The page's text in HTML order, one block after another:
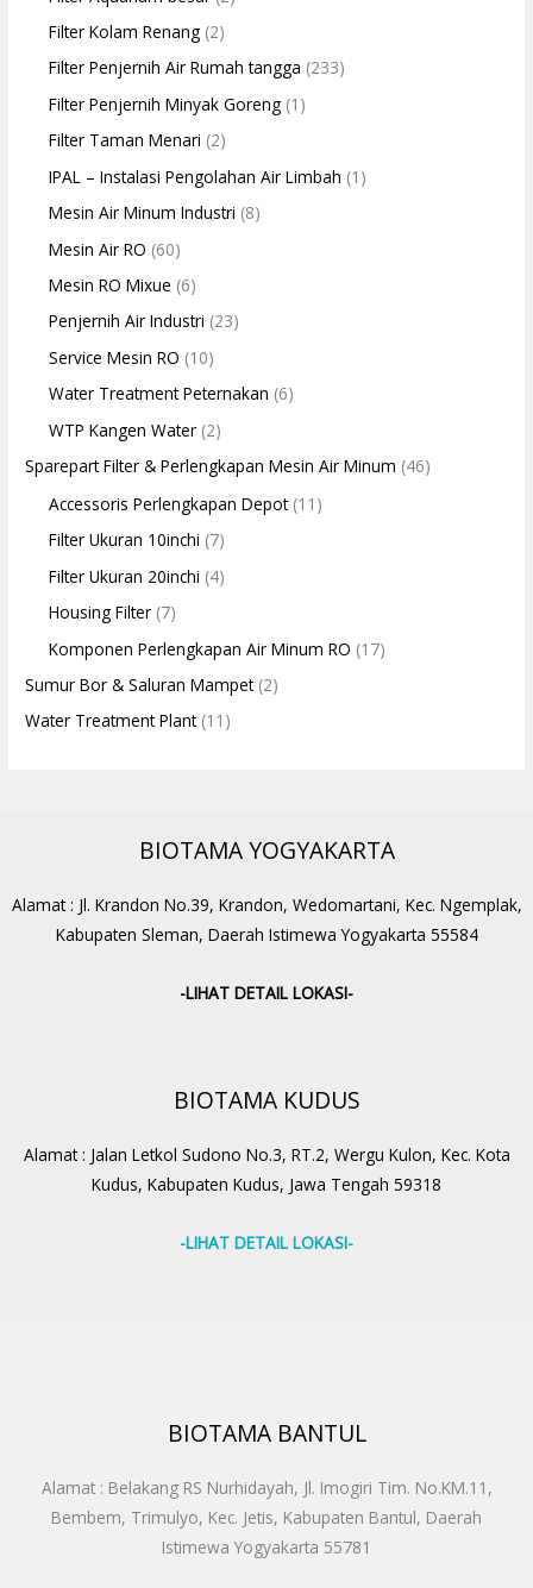
Filter Kolam Renang (2)
Filter Penjernih Air Rumah tangga (233)
Filter Penjernih Minyak Goreng (1)
Filter Taman Menari (2)
IPAL – Instalasi Pengolahan Air Limbah (1)
Mesin Air Minum Industri (8)
Mesin Air RO (60)
Mesin RO Mixue (6)
Penjernih Air Industri (23)
Service Mesin RO (10)
Water Treatment Peternakan (6)
WTP Kangen Water (2)
Sparepart Filter & Perlengkapan Mesin Air Minum (46)
Accessoris Perlengkapan Depot(11)
Filter Ukuran 10inchi (7)
Filter Ukuran 20inchi (4)
Housing Filter (7)
Komponen Perlengkapan Air Minum RO (17)
Sumur Bor & Saluran Mampet(2)
Water Treatment Plant(11)
BIOTAMA YOGYAKARTA
Alamat : Jl. Krandon No.39, Krandon, Wedomartani, Kec. Ngemplak,
Kabupaten Sleman, Daerah Istimewa Yogyakarta 55584
-LIHAT DETAIL LOKASI-
BIOTAMA KUDUS
Alamat : Jalan Letkol Sudono No.3, RT.2, Wergu Kulon, Kec. Kota
Kudus, Kabupaten Kudus, Jawa Tengah 59318
-LIHAT DETAIL LOKASI-
BIOTAMA BANTUL
Alamat : Belakang RS Nurhidayah, Jl. Imogiri Tim. No.KM.11,
Bembem, Trimulyo, Kec. Jetis, Kabupaten Bantul, Daerah
Istimewa Yogyakarta 55781